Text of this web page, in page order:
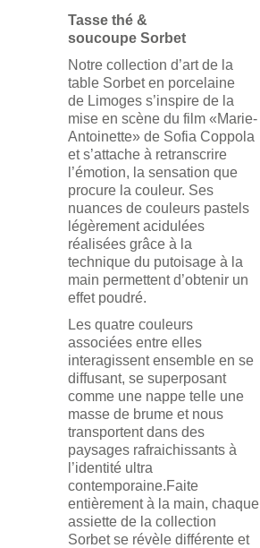
Tasse thé &
soucoupe Sorbet
Notre collection d’art de la
table Sorbet en porcelaine
de Limoges s’inspire de la
mise en scène du film «Marie-
Antoinette» de Sofia Coppola
et s’attache à retranscrire
l’émotion, la sensation que
procure la couleur. Ses
nuances de couleurs pastels
légèrement acidulées
réalisées grâce à la
technique du putoisage à la
main permettent d’obtenir un
effet poudré.
Les quatre couleurs
associées entre elles
interagissent ensemble en se
diffusant, se superposant
comme une nappe telle une
masse de brume et nous
transportent dans des
paysages rafraichissants à
l’identité ultra
contemporaine.Faite
entièrement à la main, chaque
assiette de la collection
Sorbet se révèle différente et